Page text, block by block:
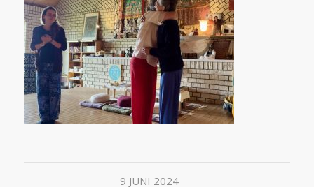
9 JUNI 2024
/